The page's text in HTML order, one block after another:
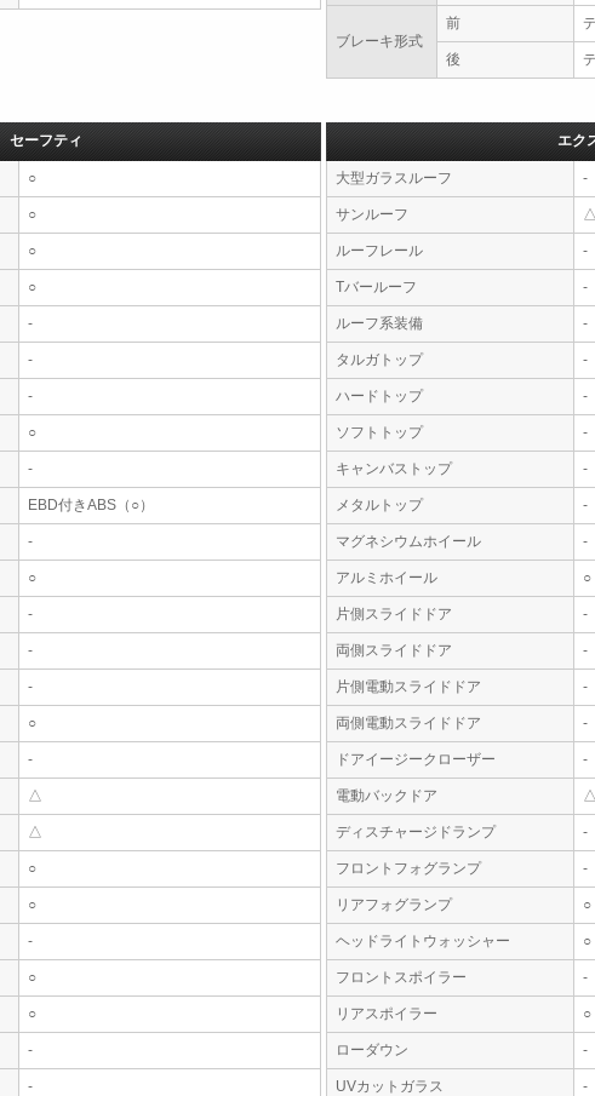
ブレーキ形式
前
後
セーフティ
○
○
○
○
-
-
-
○
-
EBD付きABS（○）
-
○
-
-
-
○
-
△
△
○
○
-
○
○
-
-
エク
大型ガラスルーフ -
サンルーフ
ルーフレール -
Tバールーフ -
ルーフ系装備 -
タルガトップ -
ハードトップ -
ソフトトップ -
キャンバストップ -
メタルトップ -
マグネシウムホイール -
アルミホイール ○
片側スライドドア -
両側スライドドア -
片側電動スライドドア -
両側電動スライドドア -
ドアイージークローザー -
電動バックドア
ディスチャージドランプ -
フロントフォグランプ -
リアフォグランプ ○
ヘッドライトウォッシャー ○
フロントスポイラー -
リアスポイラー ○
ローダウン -
UVカットガラス -